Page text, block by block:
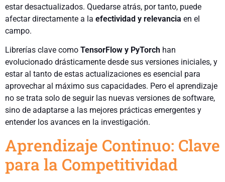
estar desactualizados. Quedarse atrás, por tanto, puede
afectar directamente a la efectividad y relevancia en el
campo.
Librerías clave como TensorFlow y PyTorch han
evolucionado drásticamente desde sus versiones iniciales, y
estar al tanto de estas actualizaciones es esencial para
aprovechar al máximo sus capacidades. Pero el aprendizaje
no se trata solo de seguir las nuevas versiones de software,
sino de adaptarse a las mejores prácticas emergentes y
entender los avances en la investigación.
Aprendizaje Continuo: Clave
para la Competitividad